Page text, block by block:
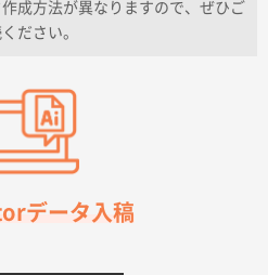
しかった。
グ 35号
5000枚
成方法が異なりますので、ぜひご
ださい。
データ入稿